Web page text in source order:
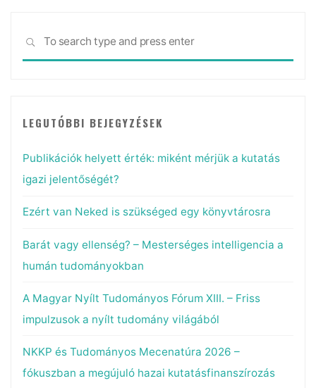
SEARCH
LEGUTÓBBI BEJEGYZÉSEK
Publikációk helyett érték: miként mérjük a kutatás
igazi jelentőségét?
Ezért van Neked is szükséged egy könyvtárosra
Barát vagy ellenség? – Mesterséges intelligencia a
humán tudományokban
A Magyar Nyílt Tudományos Fórum XIII. – Friss
impulzusok a nyílt tudomány világából
NKKP és Tudományos Mecenatúra 2026 –
fókuszban a megújuló hazai kutatásfinanszírozás